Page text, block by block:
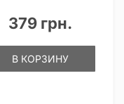
379 грн.
В КОРЗИНУ